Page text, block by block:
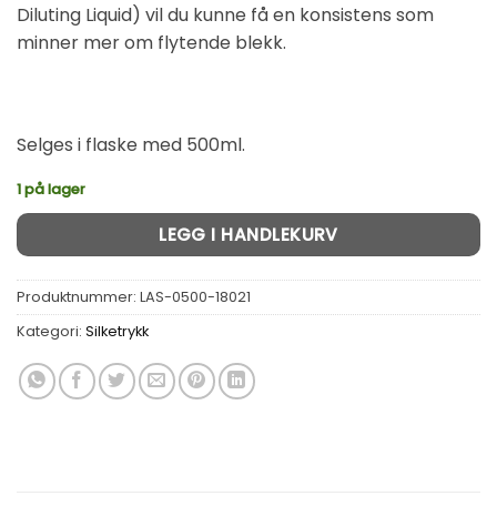
Diluting Liquid) vil du kunne få en konsistens som
minner mer om flytende blekk.
Selges i flaske med 500ml.
1 på lager
LEGG I HANDLEKURV
Alternative:
Produktnummer: LAS-0500-18021
Kategori: Silketrykk